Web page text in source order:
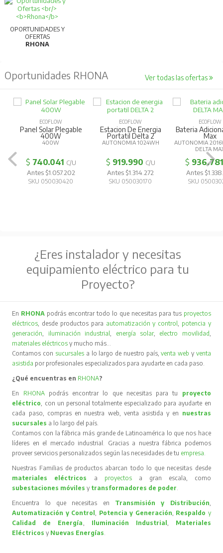
OPORTUNIDADES Y
OFERTAS
RHONA
Oportunidades RHONA Ver todas las ofertas
ECOFLOW
Panel Solar Plegable
400W
400W
$ 740.041 C/U
Antes $1.057.202
SKU 050030420
ECOFLOW
Estacion De Energia
Portatil Delta 2
AUTONOMIA 1024WH
$ 919.990 C/U
Antes $1.314.272
SKU 050030170
ECOFLOW
Bateria
Max
AUTONOMIA
DELTA
$ 936.781
Antes
SKU
¿Eres instalador y necesitas
equipamiento eléctrico para tu
Proyecto?
En RHONA podrás encontrar todo lo que necesitas para tus proyectos
eléctricos, desde productos para automatización y control, potencia y
generación, iluminación industrial, energía solar, electro movilidad,
materiales eléctricos y mucho más…
Contamos con sucursales a lo largo de nuestro país,venta web y venta
asistida por profesionales especializados para ayudarte en cada paso.
¿Qué encuentras en RHONA?
En RHONA podrás encontrar lo que necesitas para tu proyecto
eléctrico, con un personal totalmente especializado para ayudarte en
cada paso, compras en nuestra web, venta asistida y en nuestras
sucursales a lo largo del país.
Contamos con la fábrica más grande de Latinoamérica lo que nos hace
líderes en el mercado industrial. Gracias a nuestra fábrica podemos
proveer servicios personalizados según las necesidades de tu empresa.
Nuestras Familias de productos abarcan todo lo que necesitas desde
materiales eléctricos
a proyectos
a gran escala, como
subestaciones móvilesy transformadores de poder.
Encuentra lo que necesitas en Transmisión y Distribución,
Automatización y Control, Potencia y Generación, Respaldo y
Calidad de Energía, Iluminación Industrial , Materiales
Eléctricos y Nuevas Energías.